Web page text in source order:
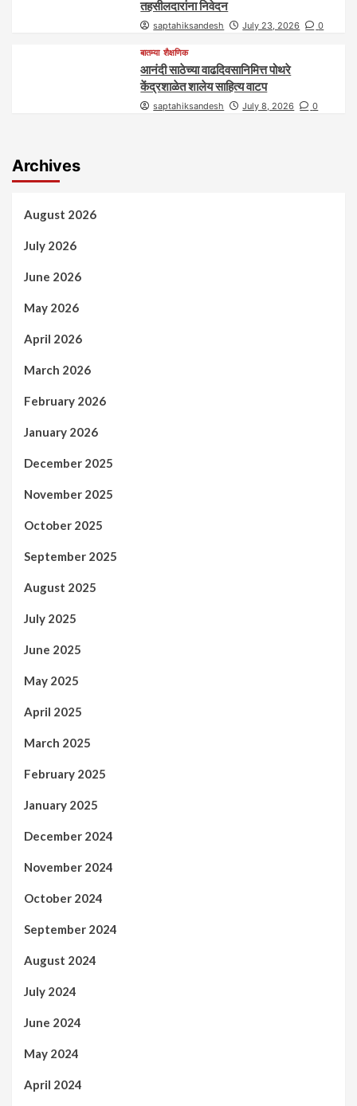
तहसीलदारांना निवेदन
saptahiksandesh July 23, 2026 0
बातम्या शैक्षणिक
आनंदी साठेच्या वाढदिवसानिमित्त पोथरे
केंद्रशाळेत शालेय साहित्य वाटप
saptahiksandesh July 8, 2026 0
Archives
August 2026
July 2026
June 2026
May 2026
April 2026
March 2026
February 2026
January 2026
December 2025
November 2025
October 2025
September 2025
August 2025
July 2025
June 2025
May 2025
April 2025
March 2025
February 2025
January 2025
December 2024
November 2024
October 2024
September 2024
August 2024
July 2024
June 2024
May 2024
April 2024